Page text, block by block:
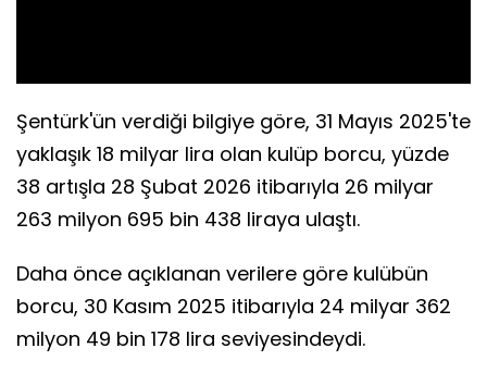
Şentürk'ün verdiği bilgiye göre, 31 Mayıs 2025'te
yaklaşık 18 milyar lira olan kulüp borcu, yüzde
38 artışla 28 Şubat 2026 itibarıyla 26 milyar
263 milyon 695 bin 438 liraya ulaştı.
Daha önce açıklanan verilere göre kulübün
borcu, 30 Kasım 2025 itibarıyla 24 milyar 362
milyon 49 bin 178 lira seviyesindeydi.